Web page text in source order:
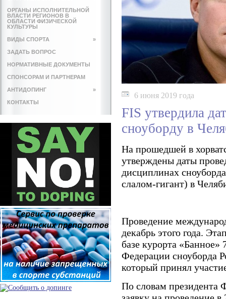
ОРГАНЫ ИСПОЛНИТЕЛЬНОЙ
ВЛАСТИ РЕГИОНОВ В
ОБЛАСТИ ФИЗИЧЕСКОЙ
КУЛЬТУРЫ
ВИДЫ СПОРТА »
ЗАДАТЬ ВОПРОС
НОРМАТИВНЫЕ ДОКУМЕНТЫ
СПОНСОРАМ И ПАРТНЕРАМ
АНТИДОПИНГ »
КОНТАКТЫ
6 июня 2019 года
FIS утвердила
сноуборду в
На прошедшей в
утверждены даты
дисциплинах
слалом-гигант) в
Проведение
декабрь этого года.
базе курорта
Федерации сноуборда
который принял
По словам президента